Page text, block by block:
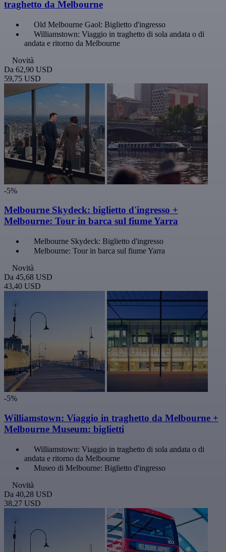
traghetto da Melbourne
Old Melbourne Gaol: Biglietto d'ingresso
Williamstown: Viaggio in traghetto di sola andata o di
andata e ritorno da Melbourne
Novità
Da 62,90 USD
59,75 USD
-5%
Melbourne Skydeck: biglietto d'ingresso +
Melbourne: Tour in barca sul fiume Yarra
Melbourne Skydeck: Biglietto d'ingresso
Melbourne: Tour in barca sul fiume Yarra
Novità
Da 45,68 USD
43,40 USD
-5%
Williamstown: Viaggio in traghetto da Melbourne +
Melbourne Museum: biglietti
Williamstown: Viaggio in traghetto di sola andata o di
andata e ritorno da Melbourne
Museo di Melbourne: Biglietto d'ingresso
Novità
Da 40,28 USD
38,27 USD